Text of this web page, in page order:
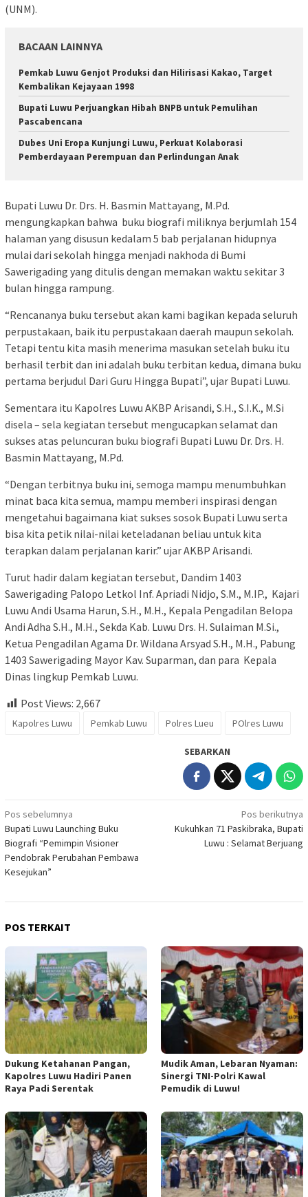
(UNM).
BACAAN LAINNYA
Pemkab Luwu Genjot Produksi dan Hilirisasi Kakao, Target
Kembalikan Kejayaan 1998
Bupati Luwu Perjuangkan Hibah BNPB untuk Pemulihan
Pascabencana
Dubes Uni Eropa Kunjungi Luwu, Perkuat Kolaborasi
Pemberdayaan Perempuan dan Perlindungan Anak
Bupati Luwu Dr. Drs. H. Basmin Mattayang, M.Pd.
mengungkapkan bahwa buku biografi miliknya berjumlah 154
halaman yang disusun kedalam 5 bab perjalanan hidupnya
mulai dari sekolah hingga menjadi nakhoda di Bumi
Sawerigading yang ditulis dengan memakan waktu sekitar 3
bulan hingga rampung.
“Rencananya buku tersebut akan kami bagikan kepada seluruh
perpustakaan, baik itu perpustakaan daerah maupun sekolah.
Tetapi tentu kita masih menerima masukan setelah buku itu
berhasil terbit dan ini adalah buku terbitan kedua, dimana buku
pertama berjudul Dari Guru Hingga Bupati”, ujar Bupati Luwu.
Sementara itu Kapolres Luwu AKBP Arisandi, S.H., S.I.K., M.Si
disela – sela kegiatan tersebut mengucapkan selamat dan
sukses atas peluncuran buku biografi Bupati Luwu Dr. Drs. H.
Basmin Mattayang, M.Pd.
“Dengan terbitnya buku ini, semoga mampu menumbuhkan
minat baca kita semua, mampu memberi inspirasi dengan
mengetahui bagaimana kiat sukses sosok Bupati Luwu serta
bisa kita petik nilai-nilai keteladanan beliau untuk kita
terapkan dalam perjalanan karir.” ujar AKBP Arisandi.
Turut hadir dalam kegiatan tersebut, Dandim 1403
Sawerigading Palopo Letkol Inf. Apriadi Nidjo, S.M., M.IP., Kajari
Luwu Andi Usama Harun, S.H., M.H., Kepala Pengadilan Belopa
Andi Adha S.H., M.H., Sekda Kab. Luwu Drs. H. Sulaiman M.Si.,
Ketua Pengadilan Agama Dr. Wildana Arsyad S.H., M.H., Pabung
1403 Sawerigading Mayor Kav. Suparman, dan para Kepala
Dinas lingkup Pemkab Luwu.
Post Views: 2,667
Kapolres Luwu Pemkab Luwu Polres Lueu POlres Luwu
SEBARKAN
Navigasi
pos
Pos sebelumnya
Bupati Luwu Launching Buku
Biografi “Pemimpin Visioner
Pendobrak Perubahan Pembawa
Kesejukan”
Pos berikutnya
Kukuhkan 71 Paskibraka, Bupati
Luwu : Selamat Berjuang
POS TERKAIT
Dukung Ketahanan Pangan,
Kapolres Luwu Hadiri Panen
Raya Padi Serentak
Mudik Aman, Lebaran Nyaman:
Sinergi TNI-Polri Kawal
Pemudik di Luwu!